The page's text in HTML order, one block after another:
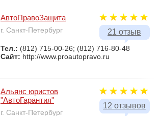
21 отзыв
АвтоПравоЗащита
г. Санкт-Петербург
Тел.: (812) 715-00-26; (812) 716-80-48
Сайт: http://www.proautopravo.ru
12 отзывов
Альянс юристов
"АвтоГарантия"
г. Санкт-Петербург